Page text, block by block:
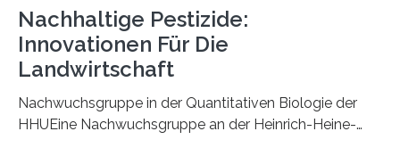
Nachhaltige Pestizide:
Innovationen Für Die
Landwirtschaft
Nachwuchsgruppe in der Quantitativen Biologie der
HHUEine Nachwuchsgruppe an der Heinrich-Heine-